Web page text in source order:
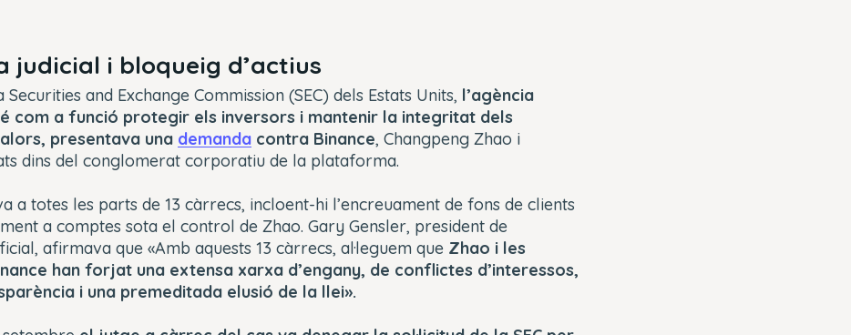
judicial i bloqueig d’actius
Securities and Exchange Commission (SEC) dels Estats Units, l’agència
com a funció protegir els inversors i mantenir la integritat dels
presentava una demanda contra Binance, Changpeng Zhao i
dins del conglomerat corporatiu de la plataforma.
a totes les parts de 13 càrrecs, incloent-hi l’encreuament de fons de clients
a comptes sota el control de Zhao. Gary Gensler, president de
afirmava que «Amb aquests 13 càrrecs, al·leguem que Zhao i les
han forjat una extensa xarxa d’engany, de conflictes d’interessos,
i una premeditada elusió de la llei».